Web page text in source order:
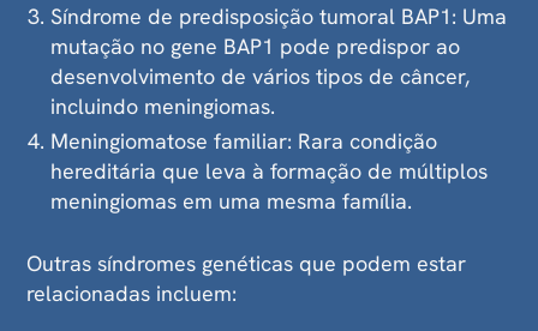
Síndrome de predisposição tumoral BAP1: Uma
mutação no gene BAP1 pode predispor ao
desenvolvimento de vários tipos de câncer,
incluindo meningiomas.
Meningiomatose familiar: Rara condição
hereditária que leva à formação de múltiplos
meningiomas em uma mesma família.
Outras síndromes genéticas que podem estar
relacionadas incluem: